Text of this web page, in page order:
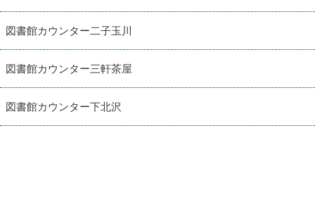
図書館カウンター二子玉川
図書館カウンター三軒茶屋
図書館カウンター下北沢